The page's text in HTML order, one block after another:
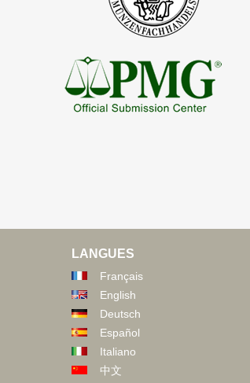
LANGUES
Français
English
Deutsch
Español
Italiano
中文